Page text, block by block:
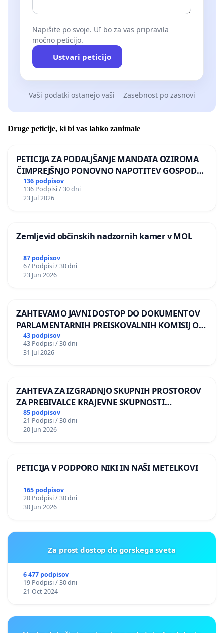
Napišite po svoje. UI bo za vas pripravila
močno peticijo.
Ustvari peticijo
Vaši podatki ostanejo vaši Zasebnost po zasnovi
Druge peticije, ki bi vas lahko zanimale
PETICIJA ZA PODALJŠANJE MANDATA OZIROMA
ČIMPREJŠNJO PONOVNO NAPOTITEV GOSPODA
BERNARDA ŠRAJNERJA NA VELEPOSLANIŠTVO
REPUBLIKE SLOVENIJE V MOSKVI
136 podpisov
136 Podpisi / 30 dni
23 Jul 2026
Zemljevid občinskih nadzornih kamer v MOL
87 podpisov
67 Podpisi / 30 dni
23 Jun 2026
ZAHTEVAMO JAVNI DOSTOP DO DOKUMENTOV
PARLAMENTARNIH PREISKOVALNIH KOMISIJ O
ILEGALNI TRGOVINI Z OROŽJEM
43 podpisov
43 Podpisi / 30 dni
31 Jul 2026
ZAHTEVA ZA IZGRADNJO SKUPNIH PROSTOROV
ZA PREBIVALCE KRAJEVNE SKUPNOSTI
PRESTRANEK
85 podpisov
21 Podpisi / 30 dni
20 Jun 2026
PETICIJA V PODPORO NIKI IN NAŠI METELKOVI
165 podpisov
20 Podpisi / 30 dni
30 Jun 2026
Za prost dostop do gorskega sveta
6 477 podpisov
19 Podpisi / 30 dni
21 Oct 2024